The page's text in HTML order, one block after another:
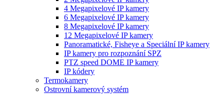
4 Megapixelové IP kamery
6 Megapixelové IP kamery
8 Megapixelové IP kamery
12 Megapixelové IP kamery
Panoramatické, Fisheye a Speciální IP kamery
IP kamery pro rozpoznání SPZ
PTZ speed DOME IP kamery
IP kódery
Termokamery
Ostrovní kamerový systém